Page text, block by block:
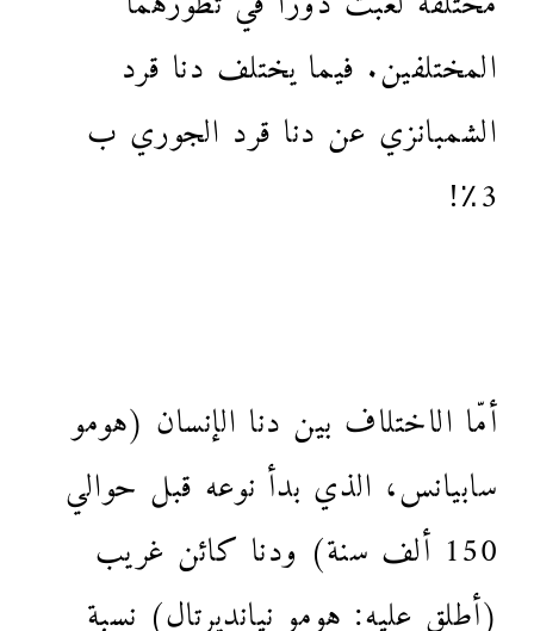
المختلفين. فيما يختلف دنا قرد
الشمبانزي عن دنا قرد الجوري ب
3٪!
أمّا الاختلاف بين دنا الإنسان (هومو
سابيانس، الذي بدأ نوعه قبل حوالي
150 ألف سنة) ودنا كائن غريب
(أطلق عليه: هومو نيانديرتال) نسبة